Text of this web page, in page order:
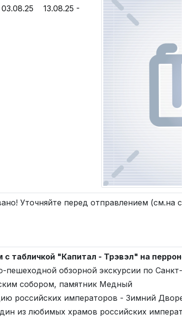
13.08.25 -
Уточняйте перед отправлением (см.на
табличкой "Капитал - Трэвэл" на
пешеходной обзорной экскурсии по
собором, памятник Медный
российских императоров - Зимний
из любимых храмов российских